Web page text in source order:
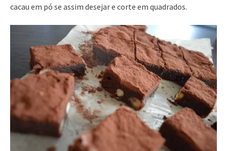
cacau em pó se assim desejar e corte em quadrados.